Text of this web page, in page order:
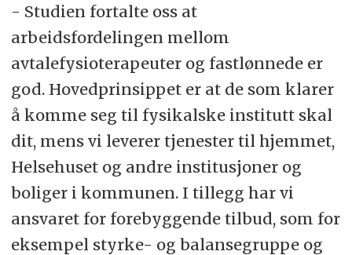
- Studien fortalte oss at
arbeidsfordelingen mellom
avtalefysioterapeuter og fastlønnede er
god. Hovedprinsippet er at de som klarer
å komme seg til fysikalske institutt skal
dit, mens vi leverer tjenester til hjemmet,
Helsehuset og andre institusjoner og
boliger i kommunen. I tillegg har vi
ansvaret for forebyggende tilbud, som for
eksempel styrke- og balansegruppe og